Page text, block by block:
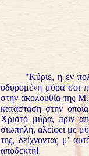
"Κύριε, η εν
οδυρομένη μύρα σοι
στην ακολουθία της
κατάσταση στην
Χριστό μύρα, πριν
σιωπηλή, αλείφει με
της, δείχνοντας μ'
αποδεκτή!